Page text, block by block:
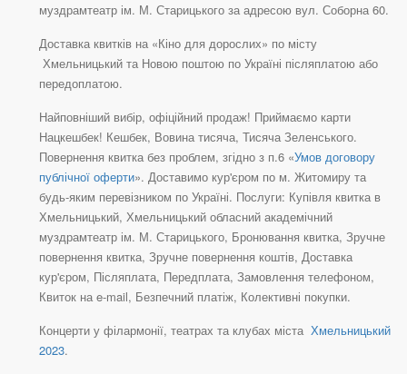
муздрамтеатр ім. М. Старицького за адресою вул. Соборна 60.
Доставка квитків на «Кіно для дорослих» по місту
Хмельницький та Новою поштою по Україні післяплатою або
передоплатою.
Найповніший вибір, офіційний продаж! Приймаємо карти
Нацкешбек! Кешбек, Вовина тисяча, Тисяча Зеленського.
Повернення квитка без проблем, згідно з п.6 «Умов договору
публічної оферти». Доставимо кур'єром по м. Житомиру та
будь-яким перевізником по Україні. Послуги: Купівля квитка в
Хмельницький, Хмельницький обласний академічний
муздрамтеатр ім. М. Старицького, Бронювання квитка, Зручне
повернення квитка, Зручне повернення коштів, Доставка
кур'єром, Післяплата, Передплата, Замовлення телефоном,
Квиток на e-mail, Безпечний платіж, Колективні покупки.
Концерти у філармонії, театрах та клубах міста Хмельницький
2023.